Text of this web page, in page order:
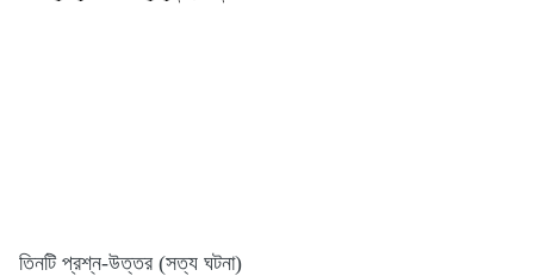
তিনটি প্রশ্ন-উত্তর (সত্য ঘটনা)